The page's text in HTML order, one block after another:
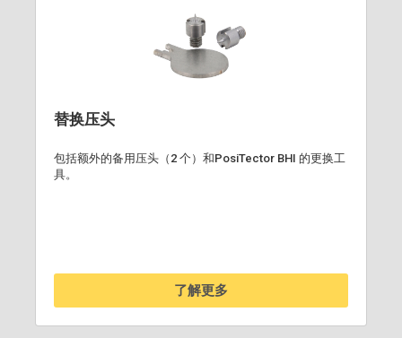
替换压头
包括额外的备用压头（2 个）和PosiTector BHI 的更换工
具。
了解更多